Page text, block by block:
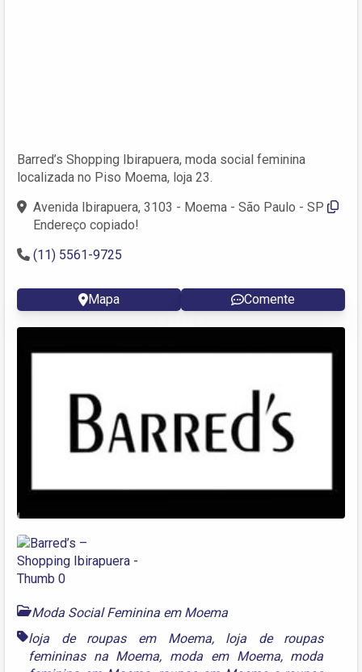
Barred’s Shopping Ibirapuera, moda social feminina
localizada no Piso Moema, loja 23.
Avenida Ibirapuera, 3103 - Moema - São Paulo - SP
Endereço copiado!
(11) 5561-9725
Mapa Comente
Moda Social Feminina em Moema
loja de roupas em Moema, loja de roupas
femininas na Moema, moda em Moema, moda